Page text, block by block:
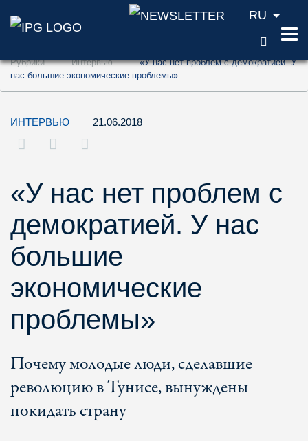
Перейти к содержанию (ключ доступа
Перейти к поиску (ключ доступа '2')
RU
Рубрики Интервью
«У нас нет проблем с демократией. У
нас большие экономические проблемы»
ИНТЕРВЬЮ 21.06.2018
«У нас нет проблем с
демократией. У нас
большие
экономические
проблемы»
Почему молодые люди, сделавшие
революцию в Тунисе, вынуждены
покидать страну